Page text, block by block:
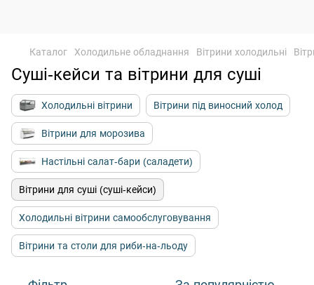
Каталог Холодильне обладнання Вітрини холодильні
Суші-кейси та вітрини для суші
Холодильні вітрини Вітрини під виносний холод
Вітрини для морозива
Настільні салат-бари (саладети)
Вітрини для суші (суші-кейси)
Холодильні вітрини самообслуговування
Вітрини та столи для риби-на-льоду